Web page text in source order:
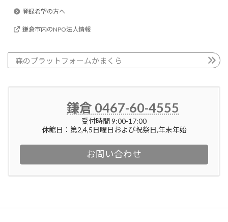
登録希望の方へ
鎌倉市内のNPO法人情報
森のプラットフォームかまくら
鎌倉 0467-60-4555
受付時間 9:00-17:00
休館日：第2,4,5日曜日および祝祭日,年末年始
お問い合わせ